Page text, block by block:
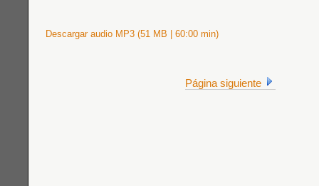
Descargar audio MP3 (51 MB | 60:00 min)
Página siguiente